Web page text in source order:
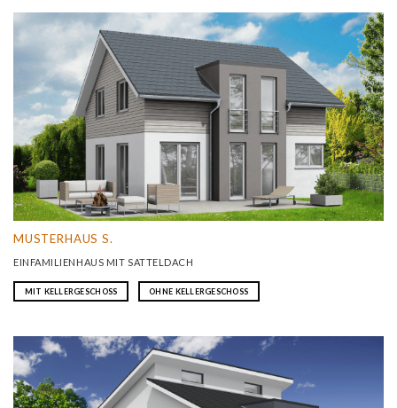
MUSTERHAUS S.
EINFAMILIENHAUS MIT SATTELDACH
MIT KELLERGESCHOSS OHNE KELLERGESCHOSS